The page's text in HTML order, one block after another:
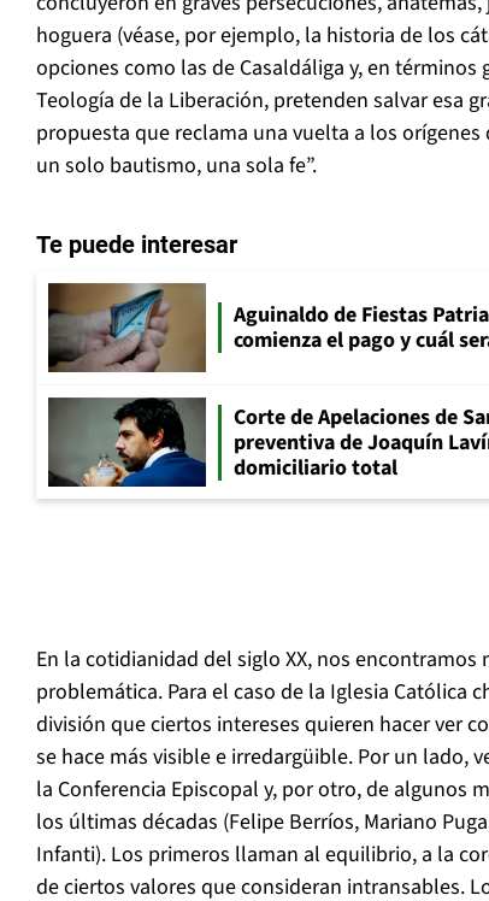
hoguera (véase, por ejemplo, la historia de los
opciones como las de Casaldáliga y, en términos
Teología de la Liberación, pretenden salvar esa
propuesta que reclama una vuelta a los
un solo bautismo, una sola fe”.
Te puede interesar
Aguinaldo de Fiestas
comienza el pago y cuál
Corte de Apelaciones de
preventiva de Joaquín
domiciliario total
En la cotidianidad del siglo XX, nos encontramos
problemática. Para el caso de la Iglesia Católica
división que ciertos intereses quieren hacer ver
se hace más visible e irredargüible. Por un lado,
la Conferencia Episcopal y, por otro, de algunos
los últimas décadas (Felipe Berríos, Mariano
Infanti). Los primeros llaman al equilibrio, a la
de ciertos valores que consideran intransables.